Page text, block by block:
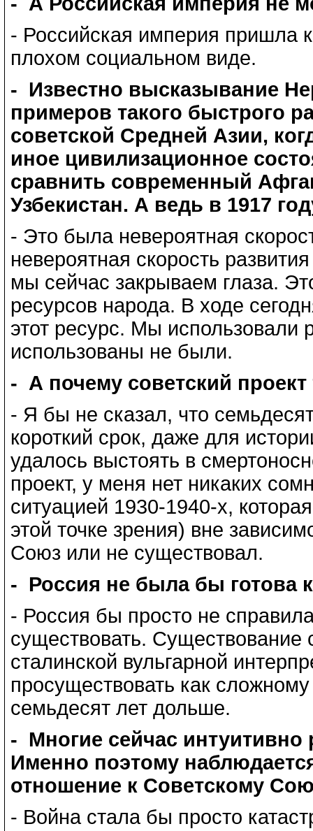
- Российская империя пришла
плохом социальном виде.
- Известно высказывание
примеров такого быстрого
советской Средней Азии,
иное цивилизационное
сравнить современный
Узбекистан. А ведь в 1917
- Это была невероятная
невероятная скорость
мы сейчас закрываем глаза.
ресурсов народа. В ходе
этот ресурс. Мы использовали
использованы не были.
- А почему советский
- Я бы не сказал, что
короткий срок, даже для
удалось выстоять в
проект, у меня нет никаких
ситуацией 1930-1940-х,
этой точке зрения) вне
Союз или не существовал.
- Россия не была бы готова
- Россия бы просто не
существовать. Существование
сталинской вульгарной
просуществовать как
семьдесят лет дольше.
- Многие сейчас интуитивно
Именно поэтому
отношение к Советскому
- Война стала бы просто